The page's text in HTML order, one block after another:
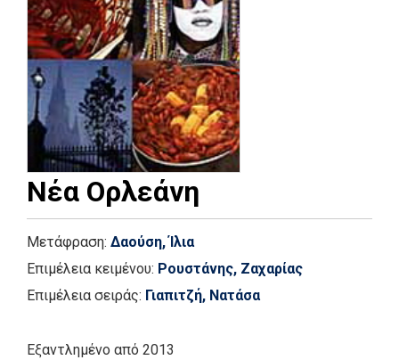
Νέα Ορλεάνη
Μετάφραση: Δαούση, Ίλια
Επιμέλεια κειμένου: Ρουστάνης, Ζαχαρίας
Επιμέλεια σειράς: Γιαπιτζή, Νατάσα
Εξαντλημένο από 2013